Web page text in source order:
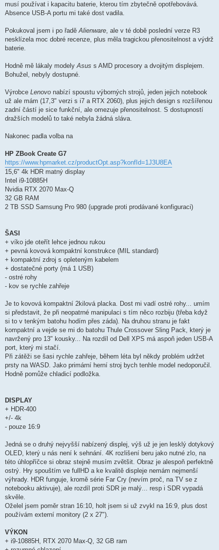
musí používat i kapacitu baterie, kterou tím zbytečně opotřebovává.
Absence USB-A portu mi také dost vadila.
Pokukoval jsem i po řaděAlienware, ale v té době poslední verze R3
nesklízela moc dobré recenze, plus měla tragickou přenositelnost a výdrž
baterie.
Hodně mě lákaly modelyAsus s AMD procesory a dvojitým displejem.
Bohužel, nebyly dostupné.
Výrobce Lenovo nabízí spoustu výborných strojů, jeden jejich notebook
už ale mám (17,3" verzi s i7 a RTX 2060), plus jejich design s rozšířenou
zadní částí je sice funkční, ale omezuje přenositelnost. S dostupností
dražších modelů to také nebyla žádná sláva.
Nakonec padla volba na
HP ZBook Create G7
https://www.hpmarket.cz/productOpt.asp?konfId=1J3U8EA
15,6" 4k HDR matný display
Intel i9-10885H
Nvidia RTX 2070 Max-Q
32 GB RAM
2 TB SSD Samsung Pro 980 (upgrade proti prodávané konfiguraci)
ŠASI
+ víko jde oteřít lehce jednou rukou
+ pevná kovová kompaktní konstrukce (MIL standard)
+ kompaktní zdroj s opleteným kabelem
+ dostatečné porty (má 1 USB)
- ostré rohy
- kov se rychle zahřeje
Je to kovová kompaktní 2kilová placka. Dost mi vadí ostré rohy... umím
si představit, že při neopatrné manipulaci s tím něco rozbiju (třeba když
si to v tenkým batohu hodím přes záda). Na druhou stranu je fakt
kompaktní a vejde se mi do batohu Thule Crossover Sling Pack, který je
navržený pro 13" kousky... Na rozdíl od Dell XPS má aspoň jeden USB-A
port, který mi stačí.
Při zátěži se šasi rychle zahřeje, během léta byl někdy problém udržet
prsty na WASD. Jako primární herní stroj bych tenhle model nedoporučil.
Hodně pomůže chladicí podložka.
DISPLAY
+ HDR-400
+/- 4k
- pouze 16:9
Jedná se o druhý nejvyšší nabízený displej, výš už je jen lesklý dotykový
OLED, který u nás není k sehnání. 4K rozlišení beru jako nutné zlo, na
této úhlopříčce si obraz stejně musím zvětšit. Obraz je alespoň perfektně
ostrý. Hry spouštím ve fullHD a ke kvalitě displeje nemám nejmenší
výhrady. HDR funguje, kromě série Far Cry (nevím proč, na TV se z
notebooku aktivuje), ale rozdíl proti SDR je malý... resp i SDR vypadá
skvěle.
Oželel jsem poměr stran 16:10, holt jsem si už zvykl na 16:9, plus dost
používám externí monitory (2 x 27").
VÝKON
+ i9-10885H, RTX 2070 Max-Q, 32 GB ram